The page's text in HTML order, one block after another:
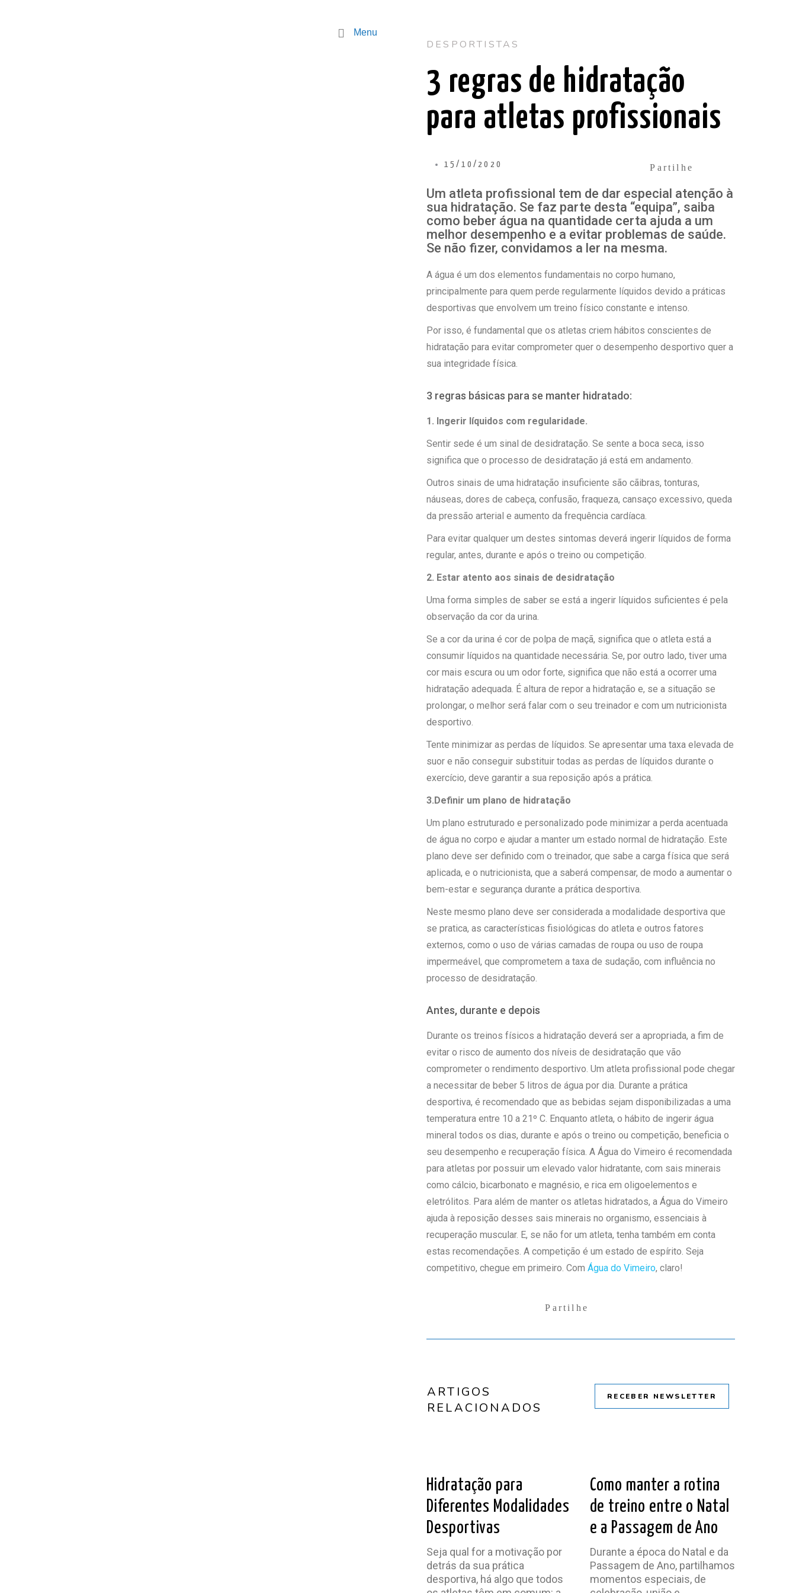
Menu
DESPORTISTAS
3 regras de hidratação
para atletas profissionais
15/10/2020 Partilhe
Um atleta profissional tem de dar especial atenção à
sua hidratação. Se faz parte desta “equipa”, saiba
como beber água na quantidade certa ajuda a um
melhor desempenho e a evitar problemas de saúde.
Se não fizer, convidamos a ler na mesma.
A água é um dos elementos fundamentais no corpo humano,
principalmente para quem perde regularmente líquidos devido a práticas
desportivas que envolvem um treino físico constante e intenso.
Por isso, é fundamental que os atletas criem hábitos conscientes de
hidratação para evitar comprometer quer o desempenho desportivo quer a
sua integridade física.
3 regras básicas para se manter hidratado:
1. Ingerir líquidos com regularidade.
Sentir sede é um sinal de desidratação. Se sente a boca seca, isso
significa que o processo de desidratação já está em andamento.
Outros sinais de uma hidratação insuficiente são cãibras, tonturas,
náuseas, dores de cabeça, confusão, fraqueza, cansaço excessivo, queda
da pressão arterial e aumento da frequência cardíaca.
Para evitar qualquer um destes sintomas deverá ingerir líquidos de forma
regular, antes, durante e após o treino ou competição.
2. Estar atento aos sinais de desidratação
Uma forma simples de saber se está a ingerir líquidos suficientes é pela
observação da cor da urina.
Se a cor da urina é cor de polpa de maçã, significa que o atleta está a
consumir líquidos na quantidade necessária. Se, por outro lado, tiver uma
cor mais escura ou um odor forte, significa que não está a ocorrer uma
hidratação adequada. É altura de repor a hidratação e, se a situação se
prolongar, o melhor será falar com o seu treinador e com um nutricionista
desportivo.
Tente minimizar as perdas de líquidos. Se apresentar uma taxa elevada de
suor e não conseguir substituir todas as perdas de líquidos durante o
exercício, deve garantir a sua reposição após a prática.
3.Definir um plano de hidratação
Um plano estruturado e personalizado pode minimizar a perda acentuada
de água no corpo e ajudar a manter um estado normal de hidratação. Este
plano deve ser definido com o treinador, que sabe a carga física que será
aplicada, e o nutricionista, que a saberá compensar, de modo a aumentar o
bem-estar e segurança durante a prática desportiva.
Neste mesmo plano deve ser considerada a modalidade desportiva que
se pratica, as características fisiológicas do atleta e outros fatores
externos, como o uso de várias camadas de roupa ou uso de roupa
impermeável, que comprometem a taxa de sudação, com influência no
processo de desidratação.
Antes, durante e depois
Durante os treinos físicos a hidratação deverá ser a apropriada, a fim de
evitar o risco de aumento dos níveis de desidratação que vão
comprometer o rendimento desportivo. Um atleta profissional pode chegar
a necessitar de beber 5 litros de água por dia. Durante a prática
desportiva, é recomendado que as bebidas sejam disponibilizadas a uma
temperatura entre 10 a 21º C. Enquanto atleta, o hábito de ingerir água
mineral todos os dias, durante e após o treino ou competição, beneficia o
seu desempenho e recuperação física. A Água do Vimeiro é recomendada
para atletas por possuir um elevado valor hidratante, com sais minerais
como cálcio, bicarbonato e magnésio, e rica em oligoelementos e
eletrólitos. Para além de manter os atletas hidratados, a Água do Vimeiro
ajuda à reposição desses sais minerais no organismo, essenciais à
recuperação muscular. E, se não for um atleta, tenha também em conta
estas recomendações. A competição é um estado de espírito. Seja
competitivo, chegue em primeiro. Com Água do Vimeiro, claro!
Partilhe
ARTIGOS
RELACIONADOS
RECEBER NEWSLETTER
Hidratação para
Diferentes Modalidades
Desportivas
Seja qual for a motivação por
detrás da sua prática
desportiva, há algo que todos
Como manter a rotina
de treino entre o Natal
e a Passagem de Ano
Durante a época do Natal e da
Passagem de Ano, partilhamos
momentos especiais, de